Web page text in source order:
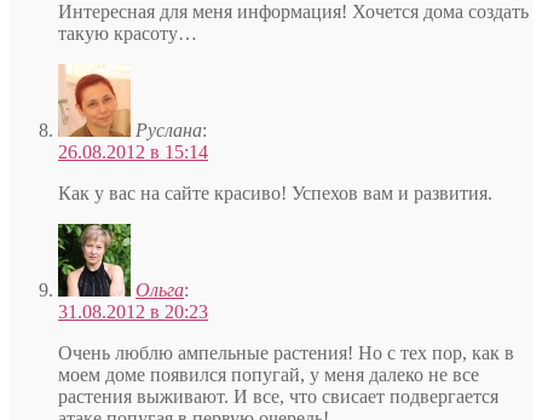
Интересная для меня информация! Хочется дома создать
такую красоту…
Руслана:
26.08.2012 в 15:14
Как у вас на сайте красиво! Успехов вам и развития.
Ольга:
31.08.2012 в 20:23
Очень люблю ампельные растения! Но с тех пор, как в
моем доме появился попугай, у меня далеко не все
растения выживают. И все, что свисает подвергается